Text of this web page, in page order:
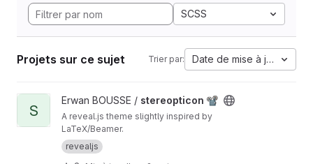
SCSS
Projets sur ce sujet Trier par: Date de mise à jour
Afficher le projet stereopticon 📽
S
Erwan BOUSSE / stereopticon 📽
A reveal.js theme slightly inspired by
LaTeX/Beamer.
revealjs